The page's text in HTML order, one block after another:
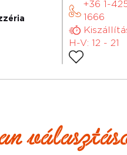
+36 1-
1666
H-V: 12 - 21